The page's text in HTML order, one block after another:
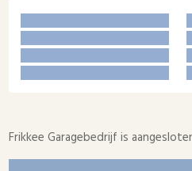
Frikkee Garagebedrijf is